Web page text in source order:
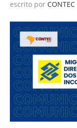
escrito por CONTEC